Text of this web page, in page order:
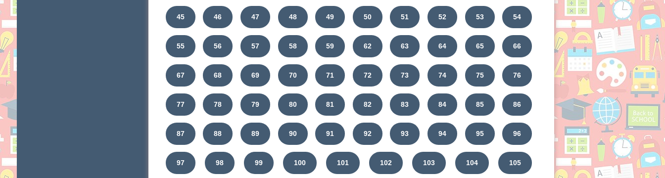
45 46 47 48 49 50 51 52 53 54
55 56 57 58 59 62 63 64 65 66
67 68 69 70 71 72 73 74 75 76
77 78 79 80 81 82 83 84 85 86
87 88 89 90 91 92 93 94 95 96
97 98 99 100 101 102 103 104 105